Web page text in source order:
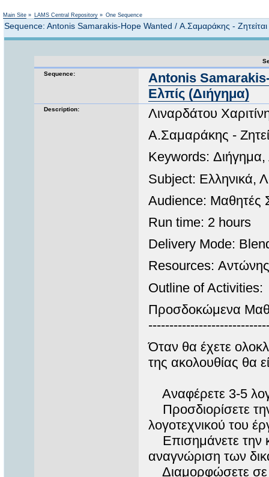
Main Site » LAMS Central Repository » One Sequence
Sequence: Antonis Samarakis-Hope Wanted / Α.Σαμαράκης - Ζητείται
Sequence:
Antonis
Ελπίς (Διήγημα)
Description:
Λιναρδάτου
Α.Σαμαράκης -
Keywords: Διήγημα,
Subject: Ελληνικά,
Audience: Μαθητές
Run time: 2 hours
Delivery Mode:
Resources:
Outline of Activities:
Προσδοκώμενα
Όταν θα έχετε
της ακολουθίας θα
Αναφέρετε 3-5
Προσδιορίσετε
λογοτεχνικού του
Επισημάνετε την
αναγνώριση των
Διαμορφώσετε σε